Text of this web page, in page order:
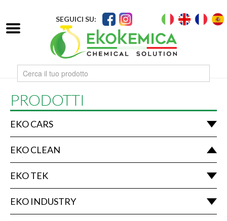
SEGUICI SU:
PRODOTTI
EKO CARS
EKO CLEAN
EKO TEK
EKO INDUSTRY